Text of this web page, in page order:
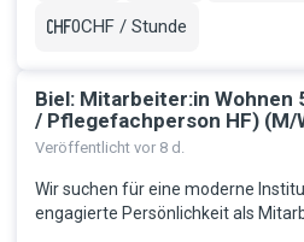
Aufgabenbereich: Unterstützung
Gehalt
0CHF / Stunde
Biel: Mitarbeiter:in Wohnen
/ Pflegefachperson HF) (M/
Veröffentlicht vor 8 d.
Wir suchen für eine moderne
engagierte Persönlichkeit als